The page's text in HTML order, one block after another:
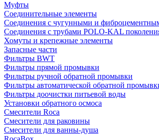
Муфты
Соединительные элементы
Соединения с чугунными и
Соединения с трубами POLO-KAL
Хомуты и крепежные элементы
Запасные части
Фильтры BWT
Фильтры прямой промывки
Фильтры ручной обратной промывки
Фильтры автоматической обратной
Фильтры доочистки питьевой воды
Установки обратного осмоса
Смесители Roca
Смесители для раковины
Смесители для ванны-душа